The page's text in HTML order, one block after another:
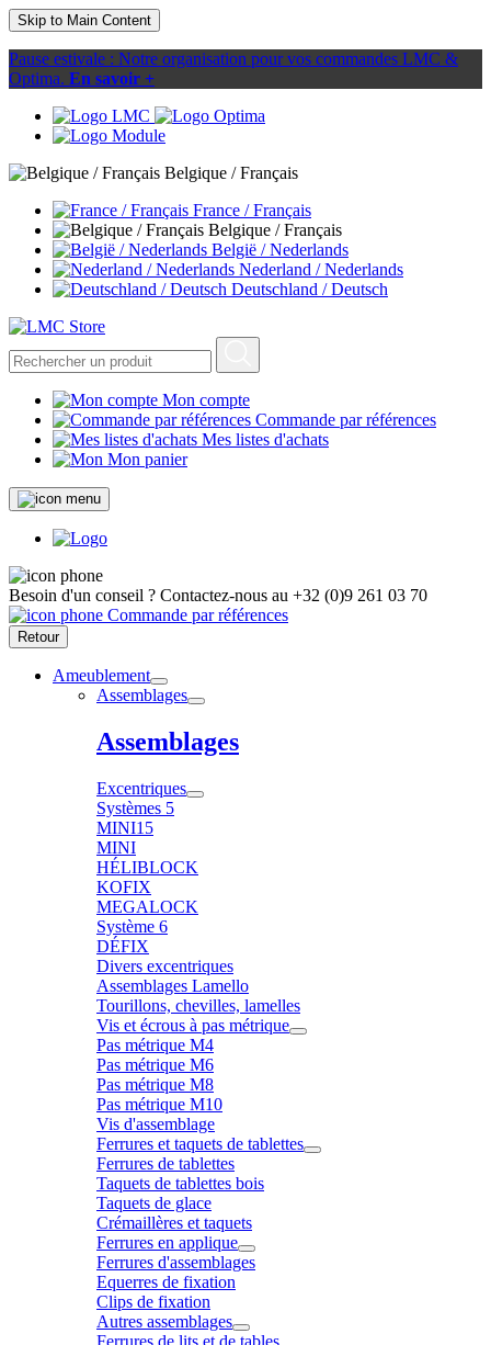
Skip to Main Content
Pause estivale : Notre organisation pour vos commandes LMC &
Optima. En savoir +
Belgique / Français
France / Français
Belgique / Français
België / Nederlands
Nederland / Nederlands
Deutschland / Deutsch
Mon compte
Commande par références
Mes listes d'achats
Mon panier
Besoin d'un conseil ? Contactez-nous au +32 (0)9 261 03 70
Commande par références
Retour
Ameublement
Assemblages
Assemblages
Excentriques
Systèmes 5
MINI15
MINI
HÉLIBLOCK
KOFIX
MEGALOCK
Système 6
DÉFIX
Divers excentriques
Assemblages Lamello
Tourillons, chevilles, lamelles
Vis et écrous à pas métrique
Pas métrique M4
Pas métrique M6
Pas métrique M8
Pas métrique M10
Vis d'assemblage
Ferrures et taquets de tablettes
Ferrures de tablettes
Taquets de tablettes bois
Taquets de glace
Crémaillères et taquets
Ferrures en applique
Ferrures d'assemblages
Equerres de fixation
Clips de fixation
Autres assemblages
Ferrures de lits et de tables